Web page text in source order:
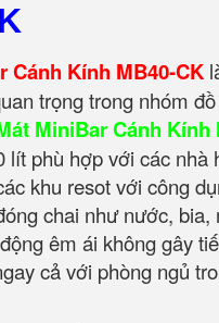
Cánh Kính MB40-CK
trọng trong nhóm
MiniBar Cánh Kính
lít phù hợp với các nhà
khu resot với công
chai như nước, bia,
êm ái không gây
cả với phòng ngủ